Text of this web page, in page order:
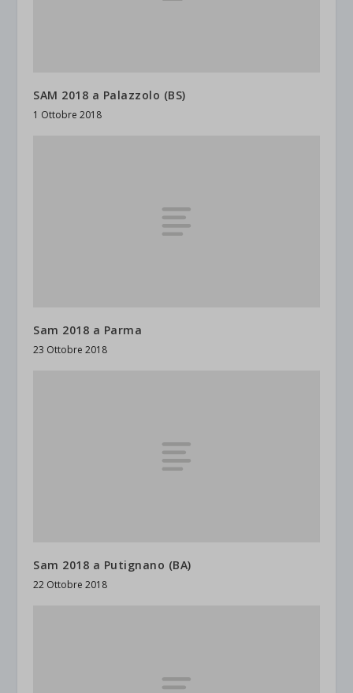
SAM 2018 a Palazzolo (BS)
1 Ottobre 2018
Sam 2018 a Parma
23 Ottobre 2018
Sam 2018 a Putignano (BA)
22 Ottobre 2018